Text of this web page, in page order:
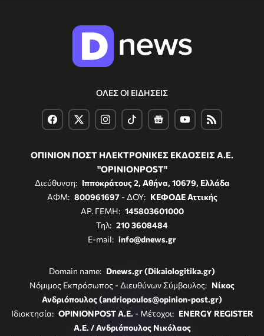
ΟΛΕΣ ΟΙ ΕΙΔΗΣΕΙΣ
ΟΠΙΝΙΟΝ ΠΟΣΤ ΗΛΕΚΤΡΟΝΙΚΕΣ ΕΚΔΟΣΕΙΣ Α.Ε.
"OPINIONPOST"
Διεύθυνση: Ιπποκράτους 2, Αθήνα, 10679, Ελλάδα
ΑΦΜ: 800961697- ΔΟΥ: ΚΕΦΟΔΕ Αττικής
ΑΡ. ΓΕΜΗ: 145803601000
Τηλ: 210 3608484
E-mail: info@dnews.gr
Domain name: Dnews.gr (Dikaiologitika.gr)
Νόμιμος Εκπρόσωπος - Διευθύνων Σύμβουλος: Νίκος
Ανδριόπουλος (andriopoulos@opinion-post.gr)
Ιδιοκτησία: OPINIONPOST A.E. - Μέτοχοι: ENERGY REGISTER
Α.Ε. / Ανδριόπουλος Νικόλαος